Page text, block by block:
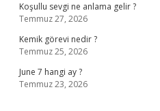
Koşullu sevgi ne anlama gelir ?
Temmuz 27, 2026
Kemik görevi nedir ?
Temmuz 25, 2026
June 7 hangi ay ?
Temmuz 23, 2026